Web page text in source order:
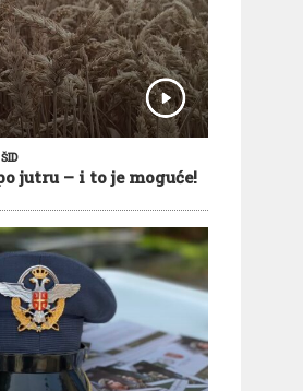
ŠID
jutru – i to je moguće!